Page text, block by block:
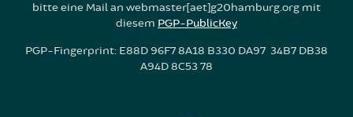
bitte eine Mail an webmaster[aet]g20hamburg.org mit
diesem PGP-PublicKey
PGP-Fingerprint: E88D 96F7 8A18 B330 DA97 34B7 DB38
A94D 8C53 78